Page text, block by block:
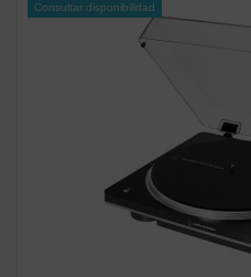
Consultar disponibilidad